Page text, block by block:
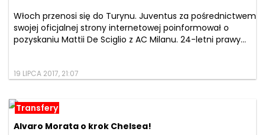
Włoch przenosi się do Turynu. Juventus za pośrednictwem
swojej oficjalnej strony internetowej poinformował o
pozyskaniu Mattii De Sciglio z AC Milanu. 24-letni prawy...
19 LIPCA 2017, 21:07
Transfery
Alvaro Morata o krok Chelsea!